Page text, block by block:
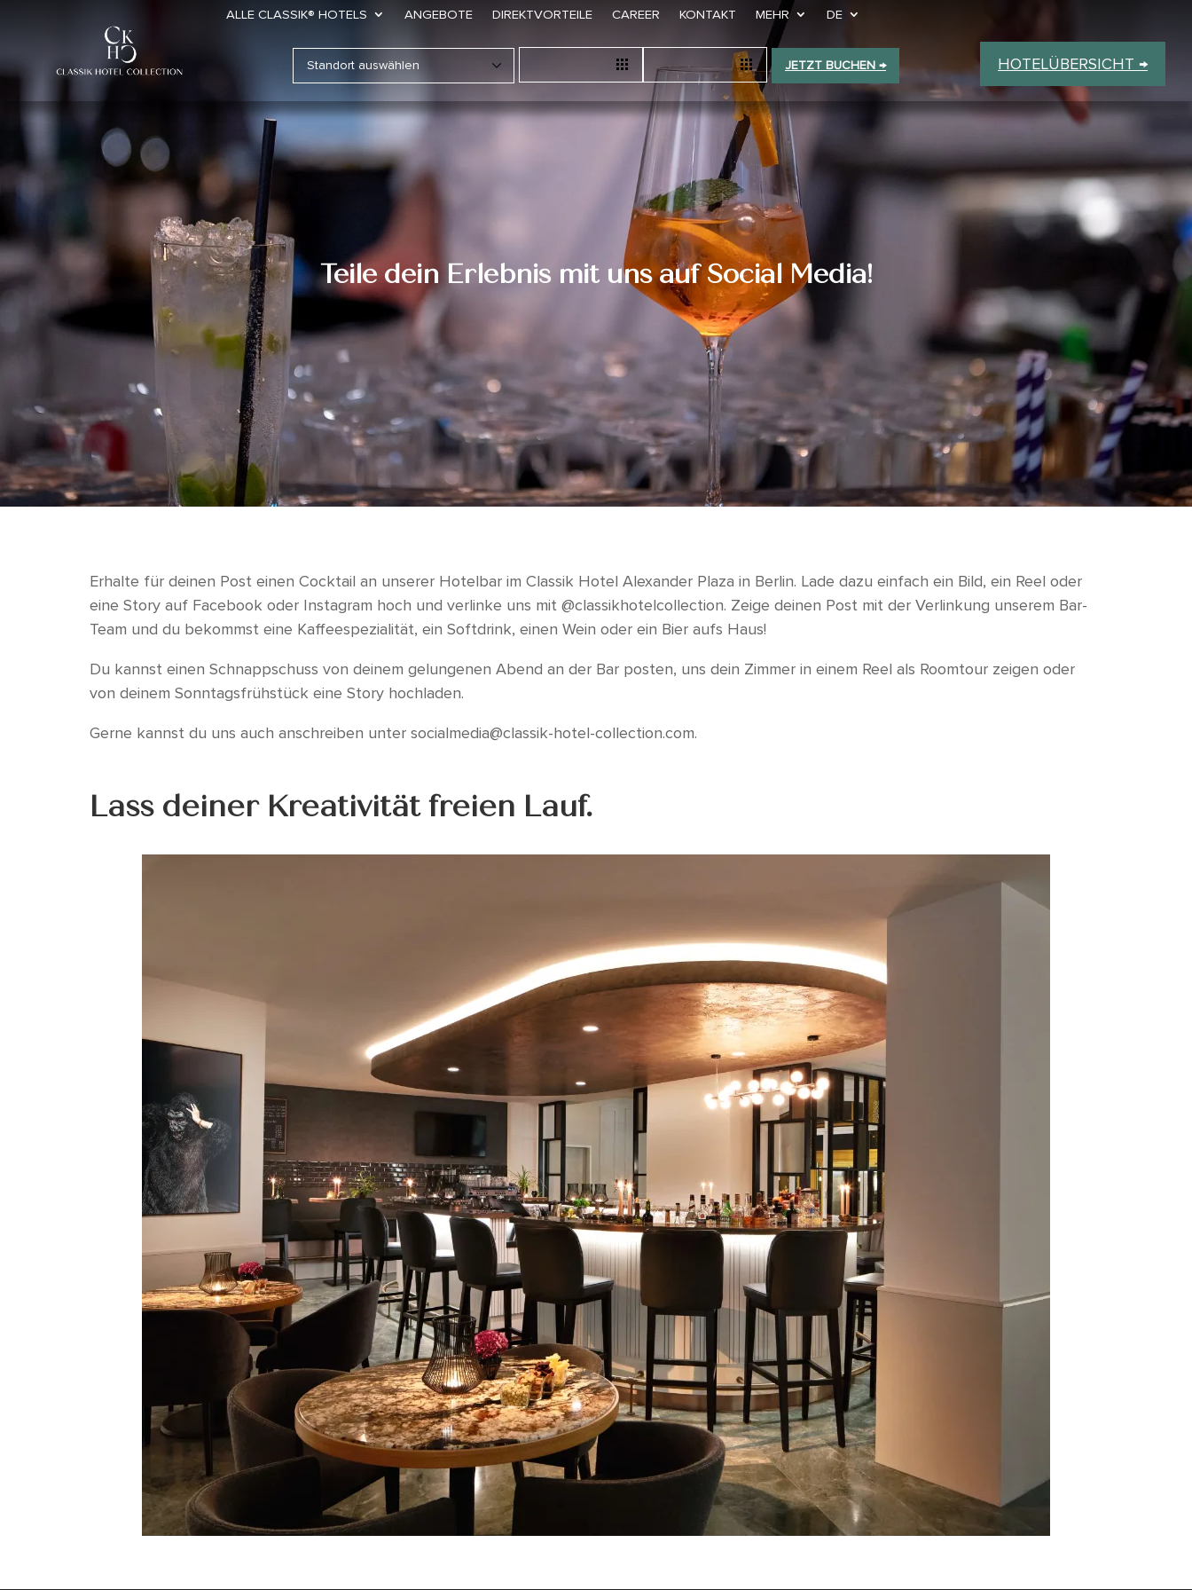
ALLE CLASSIK® HOTELS ANGEBOTE DIREKTVORTEILE CAREER KONTAKT MEHR DE
JETZT BUCHEN → HOTELÜBERSICHT →
Teile dein Erlebnis mit uns auf Social Media!
Erhalte für deinen Post einen Cocktail an unserer Hotelbar im Classik Hotel Alexander Plaza in Berlin. Lade dazu einfach ein Bild, ein Reel oder
eine Story auf Facebook oder Instagram hoch und verlinke uns mit @classikhotelcollection. Zeige deinen Post mit der Verlinkung unserem Bar-
Team und du bekommst eine Kaffeespezialität, ein Softdrink, einen Wein oder ein Bier aufs Haus!
Du kannst einen Schnappschuss von deinem gelungenen Abend an der Bar posten, uns dein Zimmer in einem Reel als Roomtour zeigen oder
von deinem Sonntagsfrühstück eine Story hochladen.
Gerne kannst du uns auch anschreiben unter socialmedia@classik-hotel-collection.com.
Lass deiner Kreativität freien Lauf.